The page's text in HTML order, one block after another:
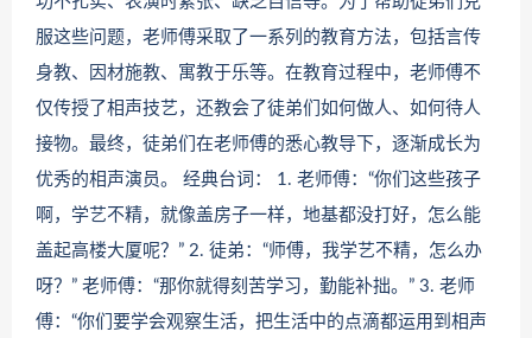
服这些问题，老师傅采取了一系列的教育方法，包括言传
身教、因材施教、寓教于乐等。在教育过程中，老师傅不
仅传授了相声技艺，还教会了徒弟们如何做人、如何待人
接物。最终，徒弟们在老师傅的悉心教导下，逐渐成长为
优秀的相声演员。 经典台词： 1. 老师傅：“你们这些孩子
啊，学艺不精，就像盖房子一样，地基都没打好，怎么能
盖起高楼大厦呢？” 2. 徒弟：“师傅，我学艺不精，怎么办
呀？” 老师傅：“那你就得刻苦学习，勤能补拙。” 3. 老师
傅：“你们要学会观察生活，把生活中的点滴都运用到相声